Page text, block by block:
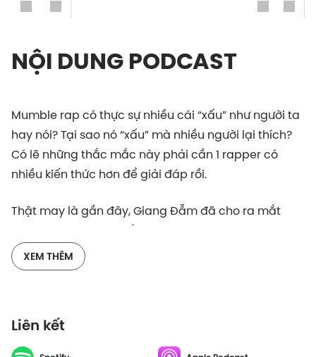
NỘI DUNG PODCAST
Mumble rap có thực sự nhiều cái “xấu” như người ta
hay nói? Tại sao nó “xấu” mà nhiều người lại thích?
Có lẽ những thắc mắc này phải cần 1 rapper có
nhiều kiến thức hơn để giải đáp rồi.
Thật may là gần đây, Giang Đẫm đã cho ra mắt
một MV mang tên “Hết Dịch” với phong cách hiện
đại, kết hợp cùng “rapper bác học” MC ILL (hay còn
gọi là Hưng Cao), và phong cách của ca khúc này
Vậy hãy để 2 người trong cuộc là Giang Đẫm và MC
XEM THÊM
Liên kết